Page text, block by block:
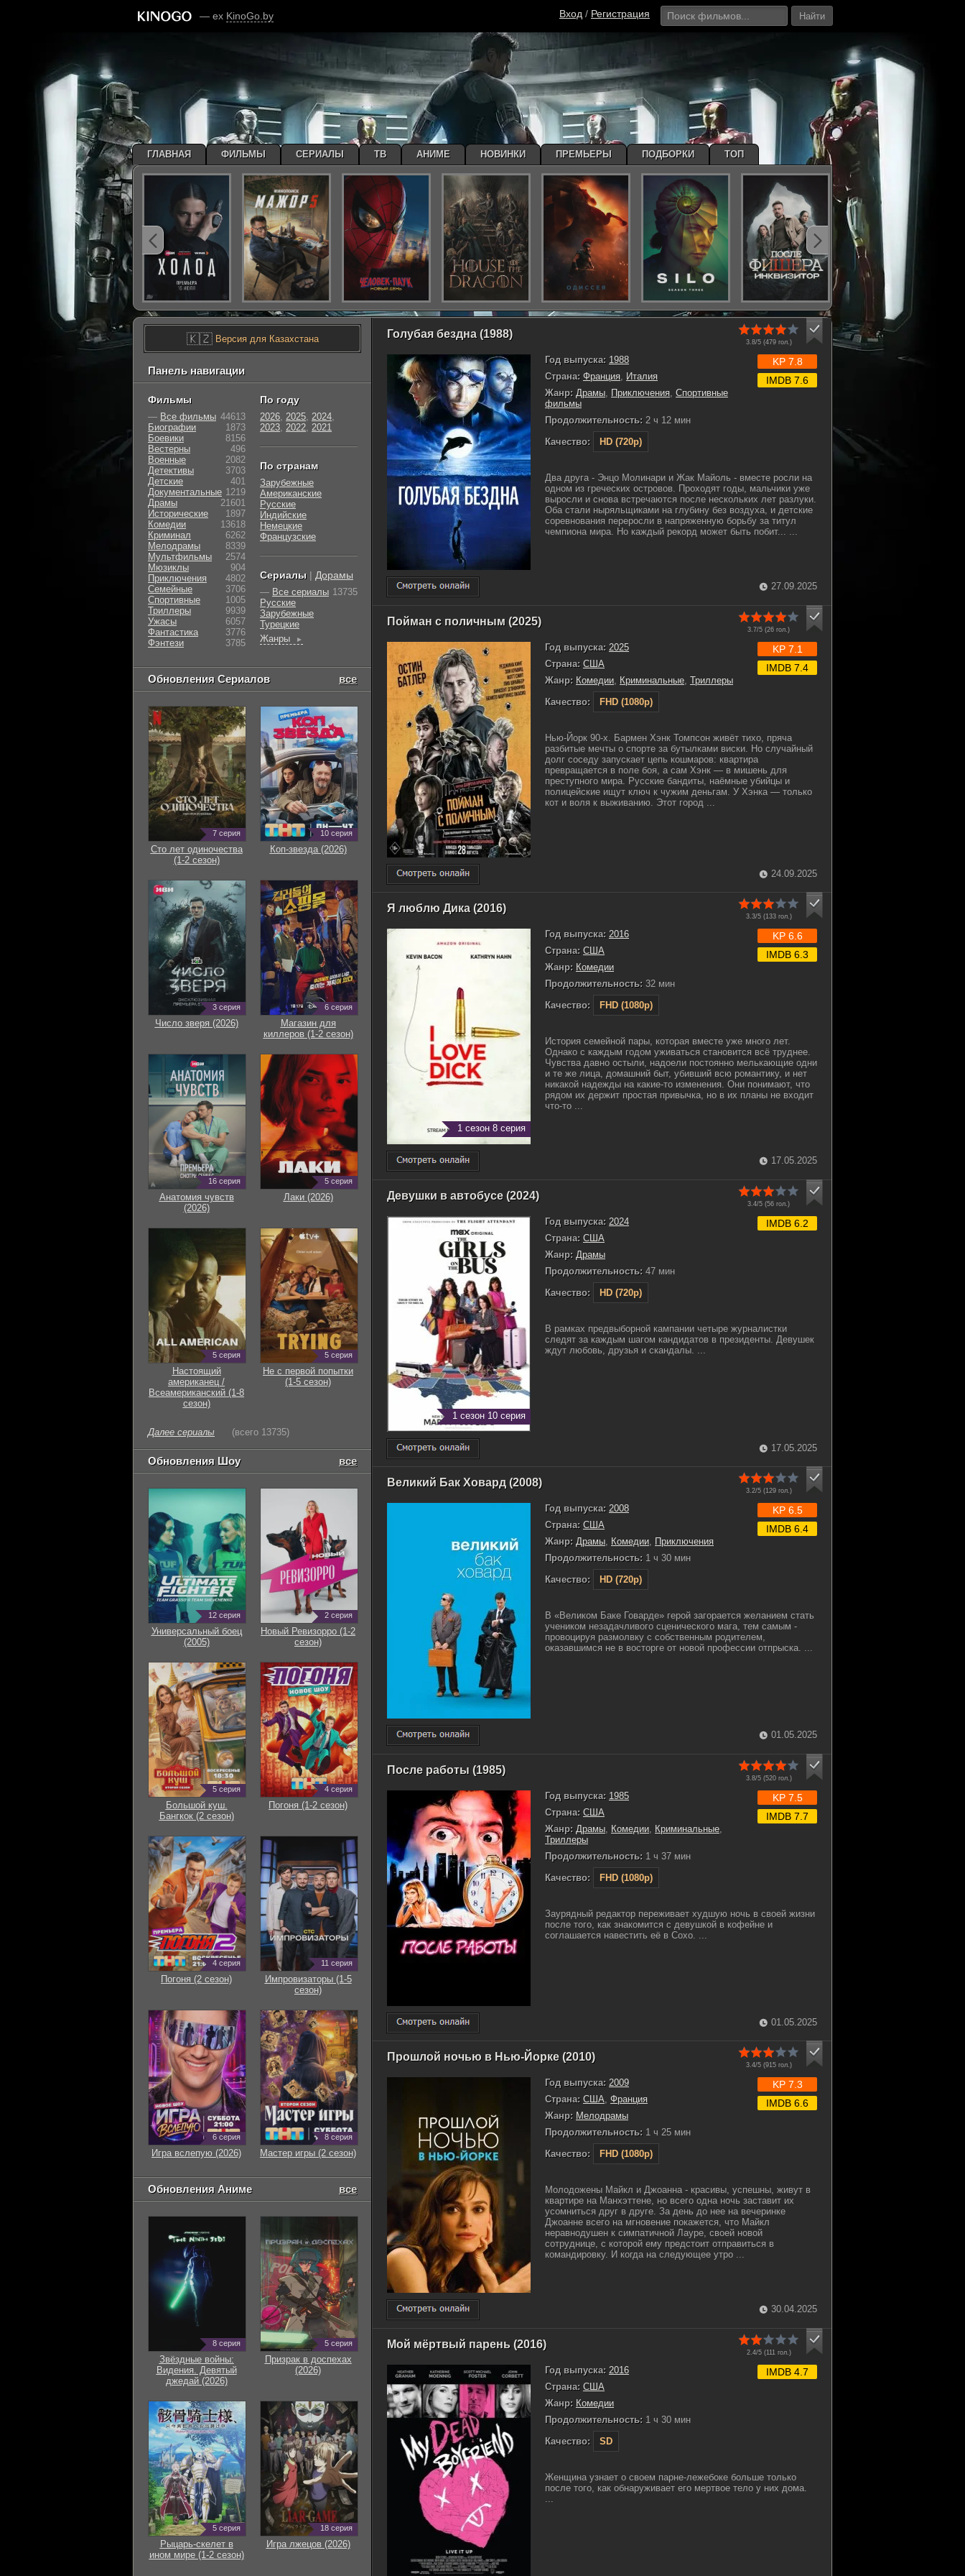
— ex KinoGo.by Вход / Регистрация Найти
Голубая бездна (1988)
3.8/5 (479гол.)
Год выпуска: 1988
Страна: Франция, Италия
Жанр: Драмы, Приключения, Спортивные
фильмы
Продолжительность: 2 ч 12 мин
Качество:
HD (720p)
KP 7.8
IMDB 7.6
Два друга - Энцо Молинари и Жак Майоль - вместе росли на
одном из греческих островов. Проходят годы, мальчики уже
выросли и снова встречаются после нескольких лет разлуки.
Оба стали ныряльщиками на глубину без воздуха, и детские
соревнования переросли в напряженную борьбу за титул
чемпиона мира. Но каждый рекорд может быть побит... ...
27.09.2025
Пойман с поличным (2025)
3.7/5 (26 гол.)
Год выпуска: 2025
Страна: США
Жанр: Комедии Криминальные Триллеры
Качество:
FHD (1080p)
KP 7.1
IMDB 7.4
Нью-Йорк 90-х. Бармен Хэнк Томпсон живёт тихо, пряча
разбитые мечты о спорте за бутылками виски. Но случайный
долг соседу запускает цепь кошмаров: квартира
превращается в поле боя, а сам Хэнк — в мишень для
преступного мира. Русские бандиты, наёмные убийцы и
полицейские ищут ключ к чужим деньгам. У Хэнка — только
кот и воля к выживанию. Этот город ...
24.09.2025
Я люблю Дика (2016)
3.3/5 (133гол.)
1 сезон 8 серия
Год выпуска: 2016
Страна: США
Жанр: Комедии
Продолжительность: 32 мин
Качество:
FHD (1080p)
KP 6.6
IMDB 6.3
История семейной пары, которая вместе уже много лет.
Однако с каждым годом уживаться становится всё труднее.
Чувства давно остыли, надоели постоянно мелькающие одни
и те же лица, домашний быт, убивший всю романтику, и нет
никакой надежды на какие-то изменения. Они понимают, что
рядом их держит простая привычка, но в их планы не входит
что-то ...
17.05.2025
Девушки в автобусе (2024)
3.4/5 (56 гол.)
1 сезон 10 серия
Год выпуска: 2024
Страна: США
Жанр: Драмы
Продолжительность: 47 мин
Качество:
HD (720p)
IMDB 6.2
В рамках предвыборной кампании четыре журналистки
следят за каждым шагом кандидатов в президенты. Девушек
ждут любовь, друзья и скандалы. ...
17.05.2025
Великий Бак Ховард (2008)
3.2/5 (129гол.)
Год выпуска: 2008
Страна: США
Жанр: Драмы, Комедии, Приключения
Продолжительность: 1 ч 30 мин
Качество:
HD (720p)
KP 6.5
IMDB 6.4
В «Великом Баке Говарде» герой загорается желанием стать
учеником незадачливого сценического мага, тем самым -
провоцируя размолвку с собственным родителем,
оказавшимся не в восторге от новой профессии отпрыска. ...
01.05.2025
После работы (1985)
3.8/5 (520гол.)
Год выпуска: 1985
Страна: США
Жанр: Драмы Комедии Криминальные
Триллеры
Продолжительность: 1 ч 37 мин
Качество:
FHD (1080p)
KP 7.5
IMDB 7.7
Заурядный редактор переживает худшую ночь в своей жизни
после того, как знакомится с девушкой в кофейне и
соглашается навестить её в Сохо. ...
01.05.2025
Прошлой ночью в Нью-Йорке (2010)
3.4/5 (915гол.)
Год выпуска: 2009
Страна: США, Франция
Жанр: Мелодрамы
Продолжительность: 1 ч 25 мин
Качество:
FHD (1080p)
KP 7.3
IMDB 6.6
Молодожены Майкл и Джоанна - красивы, успешны, живут в
квартире на Манхэттене, но всего одна ночь заставит их
усомниться друг в друге. За день до нее на вечеринке
Джоанне всего на мгновение покажется, что Майкл
неравнодушен к симпатичной Лауре, своей новой
сотруднице, с которой ему предстоит отправиться в
командировку. И когда на следующее утро ...
30.04.2025
Мой мёртвый парень (2016)
2.4/5 (111 гол.)
Год выпуска: 2016
Страна: США
Жанр: Комедии
Продолжительность: 1 ч 30 мин
Качество:
SD
IMDB 4.7
Женщина узнает о своем парне-лежебоке больше только
после того, как обнаруживает его мертвое тело у них дома.
🇰🇿Версия для Казахстана
Панель навигации
Фильмы
— Все фильмы 44613
Биографии
1873
Боевики
8156
Вестерны
496
Военные
2082
Детективы
3703
Детские
401
Документальные 1219
Драмы
21601
Исторические
1897
Комедии
13618
Криминал
6262
Мелодрамы
8339
Мультфильмы
2574
Мюзиклы
904
Приключения
4802
Семейные
3706
Cпортивные
1005
Триллеры
9939
Ужасы
6057
Фантастика
3776
Фэнтези
3785
По году
2026, 2025, 2024,
2023, 2022, 2021
По странам
Зарубежные
Американские
Русские
Индийские
Немецкие
Французские
Сериалы | Дорамы
— Все сериалы 13735
Русские
Зарубежные
Турецкие
Жанры
►
Обновления Сериалов все
7 серия
Сто лет одиночества
(1-2 сезон)
10 серия
Коп-звезда (2026)
3 серия
Число зверя (2026)
6 серия
Магазин для
киллеров (1-2 сезон)
16 серия
Анатомия чувств
(2026)
5 серия
Лаки (2026)
5 серия
Настоящий
американец /
Всеамериканский (1-8
сезон)
5 серия
Не с первой попытки
(1-5 сезон)
Далее сериалы (всего 13735)
Обновления Шоу все
12 серия
Универсальный боец
(2005)
2 серия
Новый Ревизорро (1-2
сезон)
5 серия
Большой куш.
Бангкок (2 сезон)
4 серия
Погоня (1-2 сезон)
4 серия
Погоня (2 сезон)
11 серия
Импровизаторы (1-5
сезон)
6 серия
Игра вслепую (2026)
8 серия
Мастер игры (2 сезон)
Обновления Аниме все
8 серия
Звёздные войны:
Видения. Девятый
джедай (2026)
5 серия
Призрак в доспехах
(2026)
5 серия
Рыцарь-скелет в
ином мире (1-2 сезон)
18 серия
Игра лжецов (2026)
ГЛАВНАЯ ФИЛЬМЫ СЕРИАЛЫ ТВ АНИМЕ НОВИНКИ ПРЕМЬЕРЫ ПОДБОРКИ ТОП